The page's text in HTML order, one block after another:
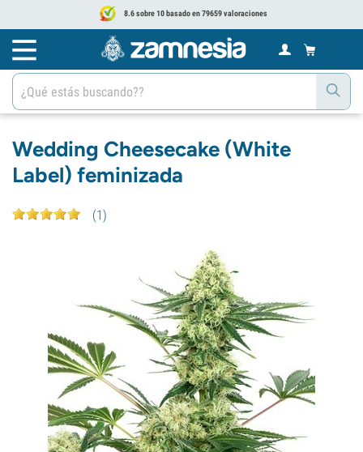
8.6 sobre 10 basado en 79659 valoraciones
Wedding Cheesecake (White
Label) feminizada
(1)